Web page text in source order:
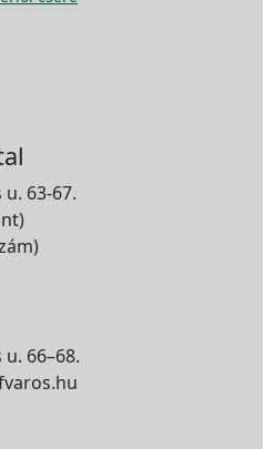
63-67.
66–68.